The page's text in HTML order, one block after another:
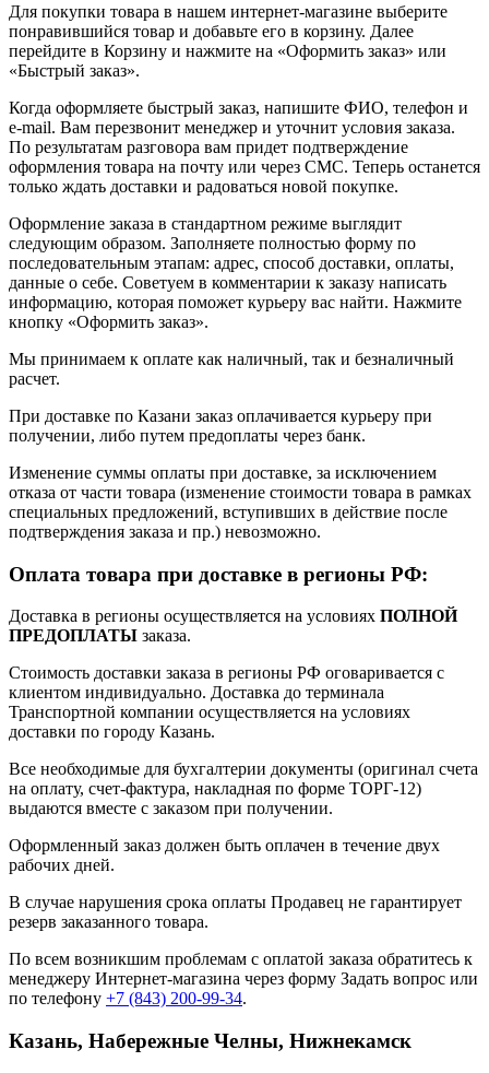
Для покупки товара в нашем интернет-магазине выберите
понравившийся товар и добавьте его в корзину. Далее
перейдите в Корзину и нажмите на «Оформить заказ» или
«Быстрый заказ».
Когда оформляете быстрый заказ, напишите ФИО, телефон и
e-mail. Вам перезвонит менеджер и уточнит условия заказа.
По результатам разговора вам придет подтверждение
оформления товара на почту или через СМС. Теперь останется
только ждать доставки и радоваться новой покупке.
Оформление заказа в стандартном режиме выглядит
следующим образом. Заполняете полностью форму по
последовательным этапам: адрес, способ доставки, оплаты,
данные о себе. Советуем в комментарии к заказу написать
информацию, которая поможет курьеру вас найти. Нажмите
кнопку «Оформить заказ».
Мы принимаем к оплате как наличный, так и безналичный
расчет.
При доставке по Казани заказ оплачивается курьеру при
получении, либо путем предоплаты через банк.
Изменение суммы оплаты при доставке, за исключением
отказа от части товара (изменение стоимости товара в рамках
специальных предложений, вступивших в действие после
подтверждения заказа и пр.) невозможно.
Оплата товара при доставке в регионы РФ:
Доставка в регионы осуществляется на условиях ПОЛНОЙ
ПРЕДОПЛАТЫ заказа.
Стоимость доставки заказа в регионы РФ оговаривается с
клиентом индивидуально. Доставка до терминала
Транспортной компании осуществляется на условиях
доставки по городу Казань.
Все необходимые для бухгалтерии документы (оригинал счета
на оплату, счет-фактура, накладная по форме ТОРГ-12)
выдаются вместе с заказом при получении.
Оформленный заказ должен быть оплачен в течение двух
рабочих дней.
В случае нарушения срока оплаты Продавец не гарантирует
резерв заказанного товара.
По всем возникшим проблемам с оплатой заказа обратитесь к
менеджеру Интернет-магазина через форму Задать вопрос или
по телефону +7 (843) 200-99-34.
Казань, Набережные Челны, Нижнекамск